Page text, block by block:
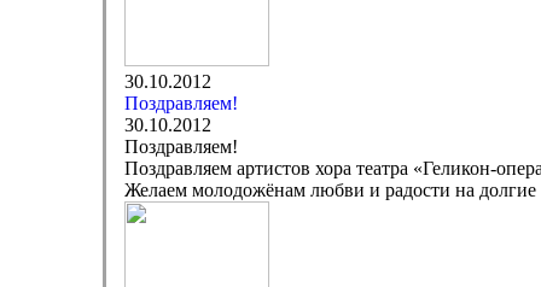
30.10.2012
Поздравляем!
30.10.2012
Поздравляем!
Поздравляем артистов хора театра «Геликон-
Желаем молодожёнам любви и радости на